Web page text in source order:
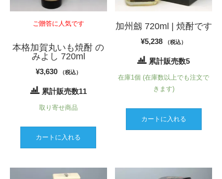
ご贈答に人気です
本格加賀丸いも焼酎 の
みよし 720ml
¥3,630 （税込）
累計販売数11
取り寄せ商品
カートに入れる
加州劔 720ml | 焼酎です
¥5,238 （税込）
累計販売数5
在庫1個 (在庫数以上でも注文で
きます)
カートに入れる